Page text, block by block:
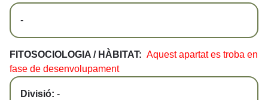
-
FITOSOCIOLOGIA / HÀBITAT: Aquest apartat es troba en
fase de desenvolupament
Divisió: -